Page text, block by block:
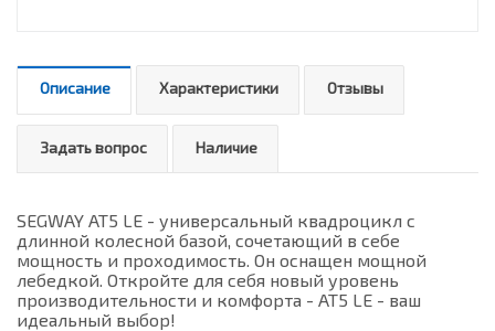
Описание Характеристики Отзывы
Задать вопрос Наличие
SEGWAY AT5 LE - универсальный квадроцикл с
длинной колесной базой, сочетающий в себе
мощность и проходимость. Он оснащен мощной
лебедкой. Откройте для себя новый уровень
производительности и комфорта - AT5 LE - ваш
идеальный выбор!